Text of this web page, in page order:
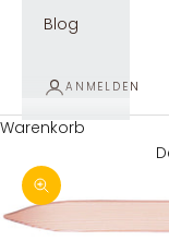
Blog
ANMELDEN
Warenkorb
Bild vergrößern